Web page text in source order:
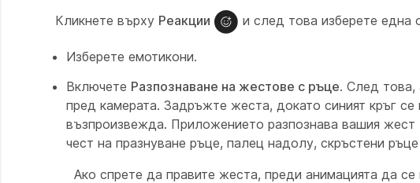
Кликнете върху Реакции и след това изберете една
Изберете емотикони.
Включете Разпознаване на жестове с ръце. След това,
пред камерата. Задръжте жеста, докато синият кръг се
възпроизвежда. Приложението разпознава вашия жест
чест на празнуване ръце, палец надолу, скръстени
Ако спрете да правите жеста, преди анимацията да